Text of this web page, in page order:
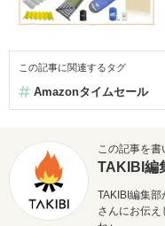
この記事に関連するタグ
Amazonタイムセール
この記事を書
TAKIBI編
TAKIBI編集
さんにお伝